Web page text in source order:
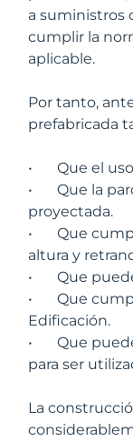
a suministros
cumplir la
aplicable.
Por tanto,
prefabricada
•
Que el
•
Que la
proyectada.
•
Que
altura y
•
Que
•
Que
Edificación.
•
Que
para ser
La